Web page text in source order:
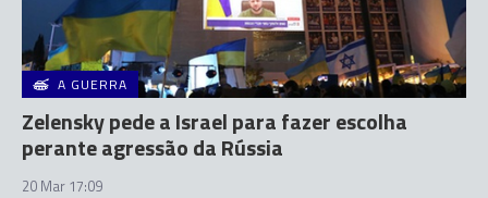
A GUERRA
Zelensky pede a Israel para fazer escolha
perante agressão da Rússia
20 Mar 17:09